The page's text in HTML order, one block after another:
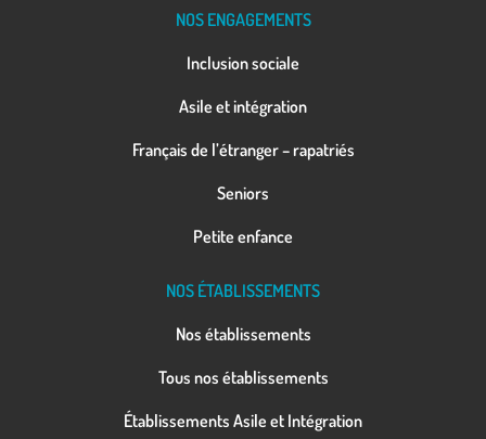
NOS ENGAGEMENTS
Inclusion sociale
Asile et intégration
Français de l’étranger – rapatriés
Seniors
Petite enfance
NOS ÉTABLISSEMENTS
Nos établissements
Tous nos établissements
Établissements Asile et Intégration